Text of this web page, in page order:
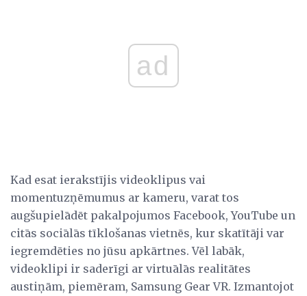
ad
Kad esat ierakstījis videoklipus vai
momentuzņēmumus ar kameru, varat tos
augšupielādēt pakalpojumos Facebook, YouTube un
citās sociālās tīklošanas vietnēs, kur skatītāji var
iegremdēties no jūsu apkārtnes. Vēl labāk,
videoklipi ir saderīgi ar virtuālās realitātes
austiņām, piemēram, Samsung Gear VR. Izmantojot